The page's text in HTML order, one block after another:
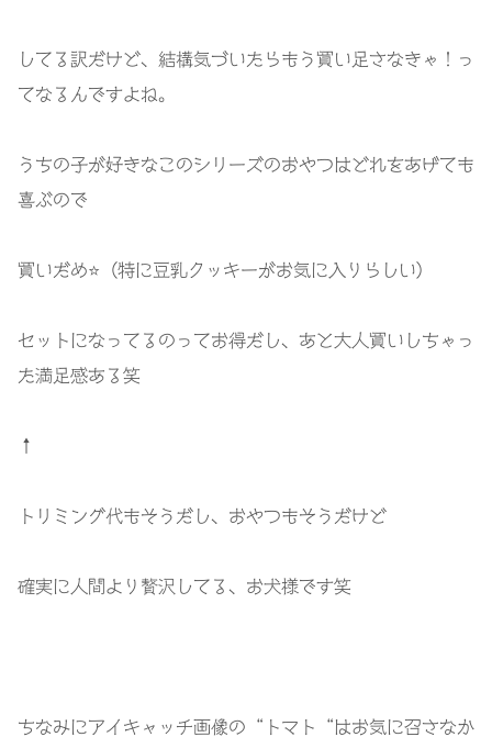
してる訳だけど、結構気づいたらもう買い足さなきゃ！っ
てなるんですよね。
うちの子が好きなこのシリーズのおやつはどれをあげても
喜ぶので
買いだめ⭐️（特に豆乳クッキーがお気に入りらしい）
セットになってるのってお得だし、あと大人買いしちゃっ
た満足感ある笑
↑
トリミング代もそうだし、おやつもそうだけど
確実に人間より贅沢してる、お犬様です笑
ちなみにアイキャッチ画像の“トマト“はお気に召さなか